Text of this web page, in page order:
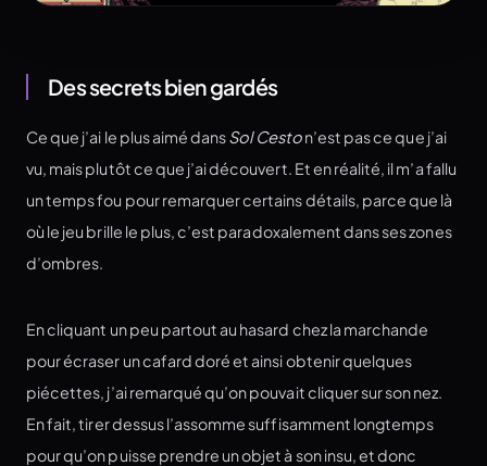
Des secrets bien gardés
Ce que j’ai le plus aimé dansSol Ceston’est pas ce que j’ai
vu, mais plutôt ce que j’ai découvert. Et en réalité, il m’a fallu
un temps fou pour remarquer certains détails, parce que là
où le jeu brille le plus, c’est paradoxalement dans ses zones
d’ombres.
En cliquant un peu partout au hasard chez la marchande
pour écraser un cafard doré et ainsi obtenir quelques
piécettes, j’ai remarqué qu’on pouvait cliquer sur son nez.
En fait, tirer dessus l’assomme suffisamment longtemps
pour qu’on puisse prendre un objet à son insu, et donc